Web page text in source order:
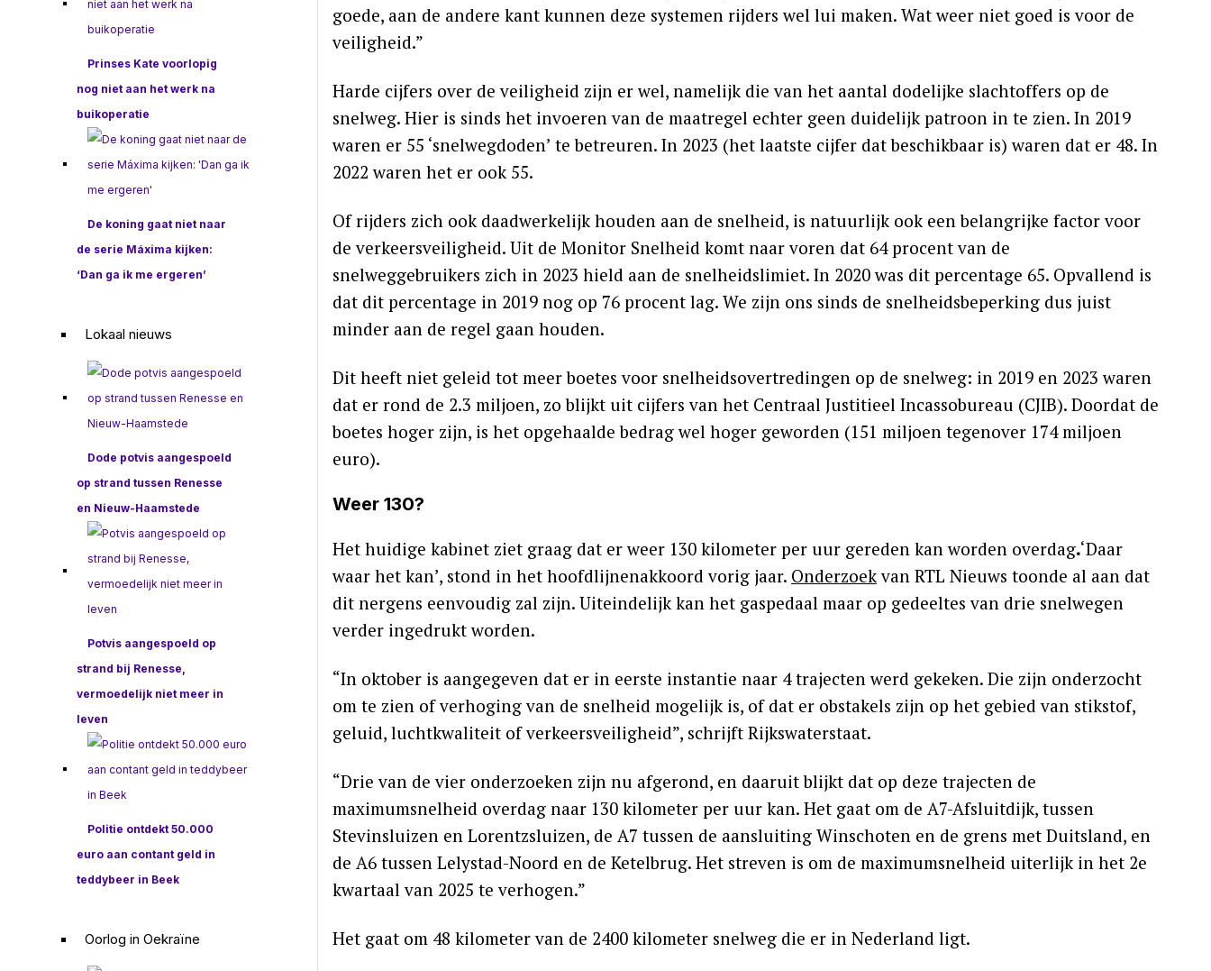
Prinses Kate voorlopig
nog niet aan het werk na
buikoperatie
De koning gaat niet naar
de serie Máxima kijken:
‘Dan ga ik me ergeren’
Lokaal nieuws
Dode potvis aangespoeld
op strand tussen Renesse
en Nieuw-Haamstede
Potvis aangespoeld op
strand bij Renesse,
vermoedelijk niet meer in
leven
Politie ontdekt 50.000
euro aan contant geld in
teddybeer in Beek
Oorlog in Oekraïne
goede, aan de andere kant kunnen deze systemen rijders wel lui maken. Wat weer niet goed is voor de
veiligheid.”
Harde cijfers over de veiligheid zijn er wel, namelijk die van het aantal dodelijke slachtoffers op de
snelweg. Hier is sinds het invoeren van de maatregel echter geen duidelijk patroon in te zien. In 2019
waren er 55 ‘snelwegdoden’ te betreuren. In 2023 (het laatste cijfer dat beschikbaar is) waren dat er 48. In
2022 waren het er ook 55.
Of rijders zich ook daadwerkelijk houden aan de snelheid, is natuurlijk ook een belangrijke factor voor
de verkeersveiligheid. Uit de Monitor Snelheid komt naar voren dat 64 procent van de
snelweggebruikers zich in 2023 hield aan de snelheidslimiet. In 2020 was dit percentage 65. Opvallend is
dat dit percentage in 2019 nog op 76 procent lag. We zijn ons sinds de snelheidsbeperking dus juist
minder aan de regel gaan houden.
Dit heeft niet geleid tot meer boetes voor snelheidsovertredingen op de snelweg: in 2019 en 2023 waren
dat er rond de 2.3 miljoen, zo blijkt uit cijfers van het Centraal Justitieel Incassobureau (CJIB). Doordat de
boetes hoger zijn, is het opgehaalde bedrag wel hoger geworden (151 miljoen tegenover 174 miljoen
euro).
Weer 130?
Het huidige kabinet ziet graag dat er weer 130 kilometer per uur gereden kan worden overdag.‘Daar
waar het kan’, stond in het hoofdlijnenakkoord vorig jaar. Onderzoekvan RTL Nieuws toonde al aan dat
dit nergens eenvoudig zal zijn. Uiteindelijk kan het gaspedaal maar op gedeeltes van drie snelwegen
verder ingedrukt worden.
“In oktober is aangegeven dat er in eerste instantie naar 4 trajecten werd gekeken. Die zijn onderzocht
om te zien of verhoging van de snelheid mogelijk is, of dat er obstakels zijn op het gebied van stikstof,
geluid, luchtkwaliteit of verkeersveiligheid”, schrijft Rijkswaterstaat.
“Drie van de vier onderzoeken zijn nu afgerond, en daaruit blijkt dat op deze trajecten de
maximumsnelheid overdag naar 130 kilometer per uur kan. Het gaat om de A7-Afsluitdijk, tussen
Stevinsluizen en Lorentzsluizen, de A7 tussen de aansluiting Winschoten en de grens met Duitsland, en
de A6 tussen Lelystad-Noord en de Ketelbrug. Het streven is om de maximumsnelheid uiterlijk in het 2e
kwartaal van 2025 te verhogen.”
Het gaat om 48 kilometer van de 2400 kilometer snelweg die er in Nederland ligt.